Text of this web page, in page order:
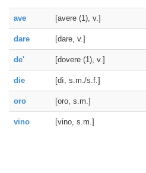
ave [avere (1), v.]
dare [dare, v.]
de' [dovere (1), v.]
die [dì, s.m./s.f.]
oro [oro, s.m.]
vino [vino, s.m.]